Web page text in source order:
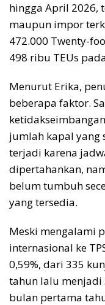
hingga April 2026,
maupun impor
472.000 Twenty-
498 ribu TEUs
Menurut Erika,
beberapa faktor.
jumlah kapal yang
terjadi karena
dipertahankan,
belum tumbuh
yang tersedia.
Meski mengalami
internasional ke
0,59%, dari 335
tahun lalu menjadi
bulan pertama